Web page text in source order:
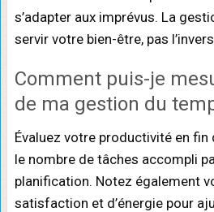
s’adapter aux imprévus. La
servir votre bien-être, pas
Comment puis-je
de ma gestion du
Évaluez votre productivité en
le nombre de tâches accompli
planification. Notez également
satisfaction et d’énergie pour